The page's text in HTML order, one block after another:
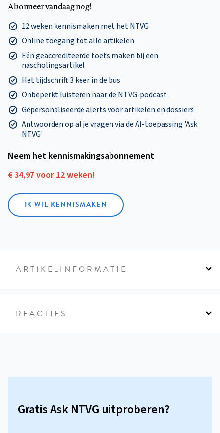
Abonneer vandaag nog!
12 weken kennismaken met het NTVG
Online toegang tot alle artikelen
Eén geaccrediteerde toets maken bij een
nascholingsartikel
Het tijdschrift 3 keer in de bus
Onbeperkt luisteren naar de NTVG-podcast
Gepersonaliseerde alerts voor artikelen en dossiers
Antwoorden op al je vragen via de AI-toepassing 'Ask
NTVG'
Neem het kennismakings­abonnement
€ 34,97 voor 12 weken!
IK WIL KENNISMAKEN
ARTIKELINFORMATIE
REACTIES
Gratis Ask NTVG uitproberen?